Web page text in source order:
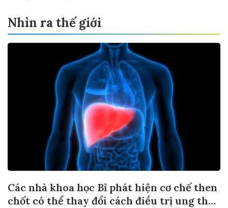
Nhìn ra thế giới
Các nhà khoa học Bỉ phát hiện cơ chế then
chốt có thể thay đổi cách điều trị ung thư